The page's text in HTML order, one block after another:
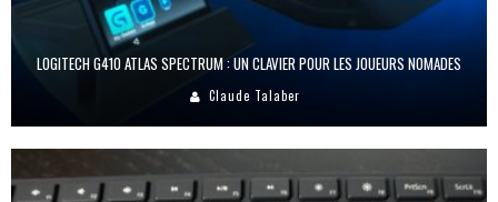
LOGITECH G410 ATLAS SPECTRUM : UN CLAVIER POUR LES JOUEURS NOMADES
Claude Talaber